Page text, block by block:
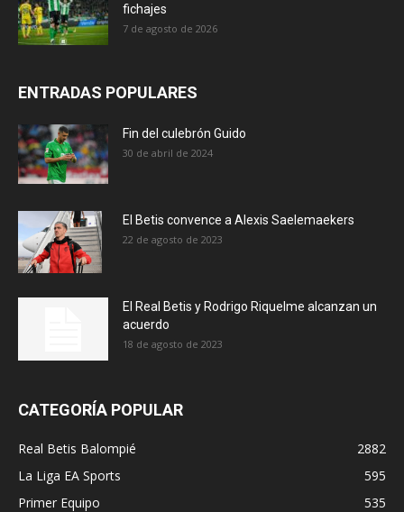
fichajes
7 de agosto de 2026
ENTRADAS POPULARES
Fin del culebrón Guido
30 de abril de 2024
El Betis convence a Alexis Saelemaekers
22 de agosto de 2023
El Real Betis y Rodrigo Riquelme alcanzan un
acuerdo
18 de agosto de 2023
CATEGORÍA POPULAR
Real Betis Balompié
2882
La Liga EA Sports
595
Primer Equipo
535